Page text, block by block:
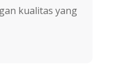
kuаlіtаѕ уаng